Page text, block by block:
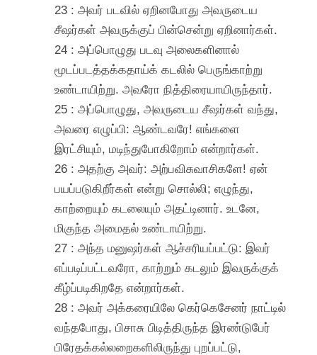
23 : அவர் படவில் ஏறினபோது அவருடைய
சீஷர்கள் அவருக்குப் பின்சென்று ஏறினார்கள்.
24 : அப்பொழுது படவு அலைகளினால்
மூடப்படத்தக்கதாய்க் கடலில் பெருங்காற்று
உண்டாயிற்று. அவரோ நித்திரையாயிருந்தார்.
25 : அப்பொழுது, அவருடைய சீஷர்கள் வந்து,
அவரை எழுப்பி: ஆண்டவரே! எங்களை
இரட்சியும், மடிந்துபோகிறோம் என்றார்கள்.
26 : அதற்கு அவர்: அற்பவிசுவாசிகளே! ஏன்
பயப்படுகிறீர்கள் என்று சொல்லி; எழுந்து,
காற்றையும் கடலையும் அதட்டினார். உடனே,
மிகுந்த அமைதல் உண்டாயிற்று.
27 : அந்த மனுஷர்கள் ஆச்சரியப்பட்டு: இவர்
எப்படிப்பட்டவரோ, காற்றும் கடலும் இவருக்குக்
கீழ்ப்படிகிறதே என்றார்கள்.
28 : அவர் அக்கரையிலே கெர்கெசேனர் நாட்டில்
வந்தபோது, பிசாசு பிடித்திருந்த இரண்டுபேர்
பிரேதக்கல்லறைகளிலிருந்து புறப்பட்டு,